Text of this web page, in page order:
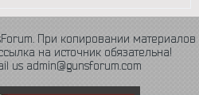
При копировании материалов
на источник обязательна!
us admin@gunsforum.com